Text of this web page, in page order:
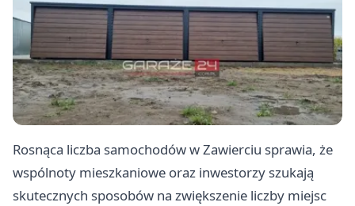
Rosnąca liczba samochodów w Zawierciu sprawia, że
wspólnoty mieszkaniowe oraz inwestorzy szukają
skutecznych sposobów na zwiększenie liczby miejsc